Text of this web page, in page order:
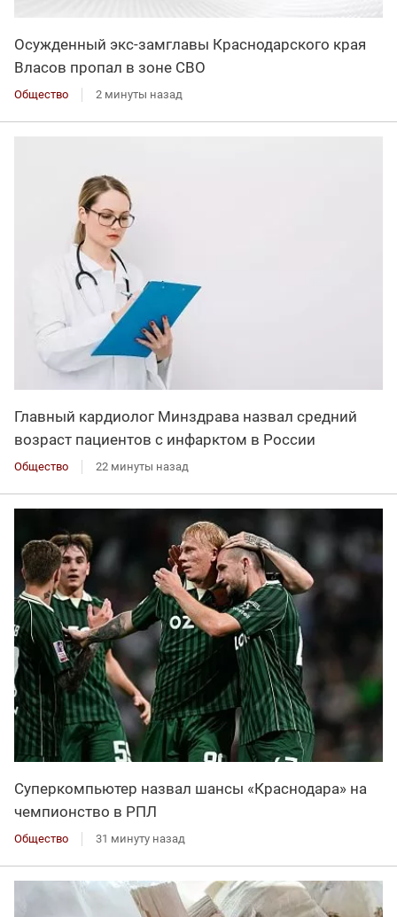
Осужденный экс-замглавы Краснодарского края
Власов пропал в зоне СВО
Общество 2 минуты назад
Главный кардиолог Минздрава назвал средний
возраст пациентов с инфарктом в России
Общество 22 минуты назад
Суперкомпьютер назвал шансы «Краснодара» на
чемпионство в РПЛ
Общество 31 минуту назад